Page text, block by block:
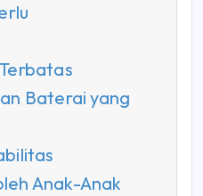
Baterai yang
Anak-Anak